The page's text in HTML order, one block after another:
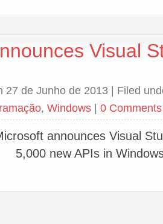
Visual
27 de Junho de 2013 | Filed
, Windows | 0 Comments